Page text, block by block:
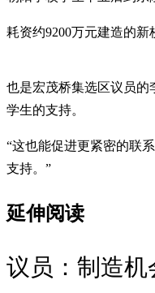
耗资约9200万元建造的新
也是宏茂桥集选区议员的
学生的支持。
“这也能促进更紧密的联
支持。”
延伸阅读
议员：制造